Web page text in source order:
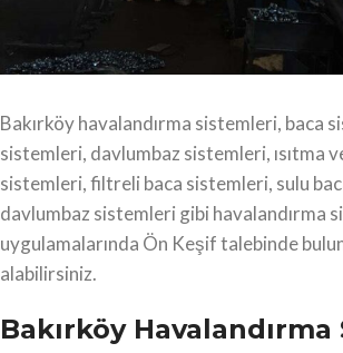
Bakırköy havalandırma sistemleri, baca
sistemleri, davlumbaz sistemleri, ısıtma
sistemleri, filtreli baca sistemleri, sulu
davlumbaz sistemleri gibi havalandırma
uygulamalarında Ön Keşif talebinde
alabilirsiniz.
Bakırköy